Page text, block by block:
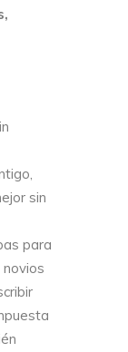
sin
para